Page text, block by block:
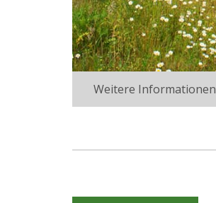
Weitere Informationen